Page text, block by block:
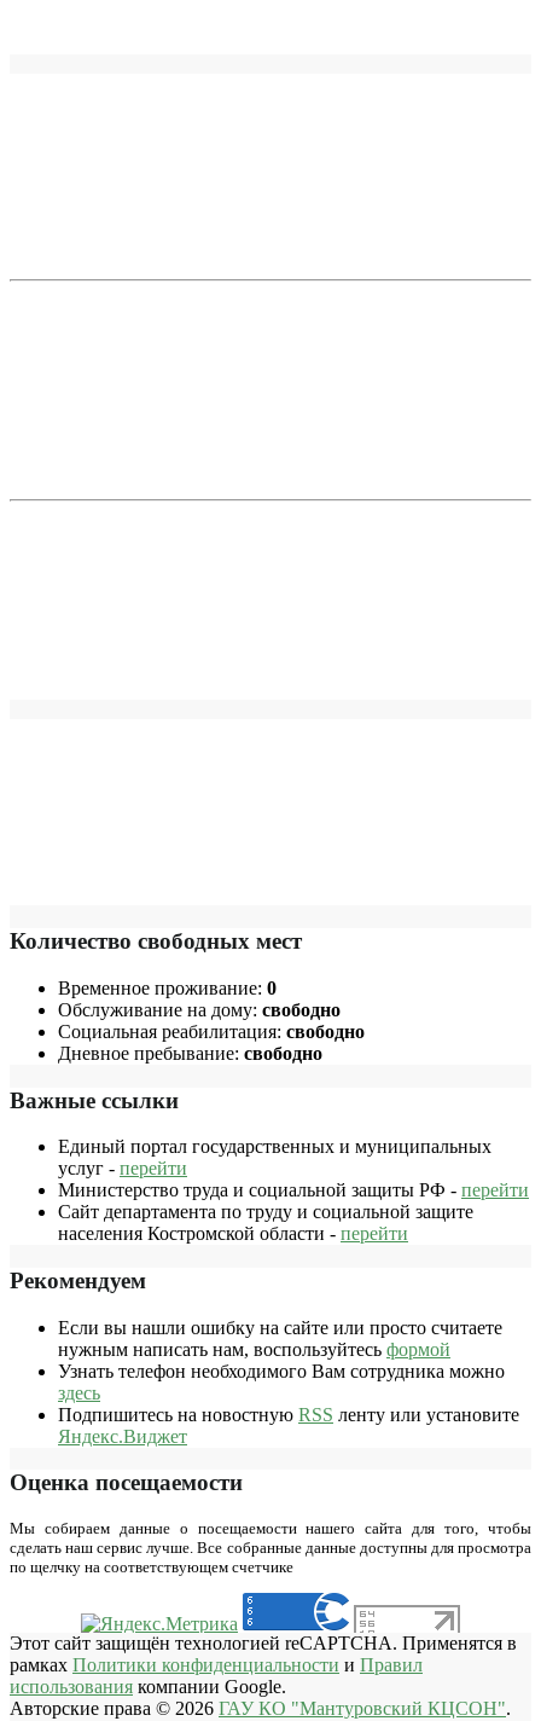
Количество свободных мест
Временное проживание: 0
Обслуживание на дому: свободно
Социальная реабилитация: свободно
Дневное пребывание: свободно
Важные ссылки
Единый портал государственных и муниципальных
услуг - перейти
Министерство труда и социальной защиты РФ - перейти
Сайт департамента по труду и социальной защите
населения Костромской области - перейти
Рекомендуем
Если вы нашли ошибку на сайте или просто считаете
нужным написать нам, воспользуйтесь формой
Узнать телефон необходимого Вам сотрудника можно
здесь
Подпишитесь на новостную RSS ленту или установите
Яндекс.Виджет
Оценка посещаемости
Мы собираем данные о посещаемости нашего сайта для того, чтобы
сделать наш сервис лучше. Все собранные данные доступны для просмотра
по щелчку на соответствующем счетчике
Этот сайт защищён технологией reCAPTCHA. Применятся в
рамках Политики конфиденциальности и Правил
использования компании Google.
Авторские права © 2026 ГАУ КО "Мантуровский КЦСОН".